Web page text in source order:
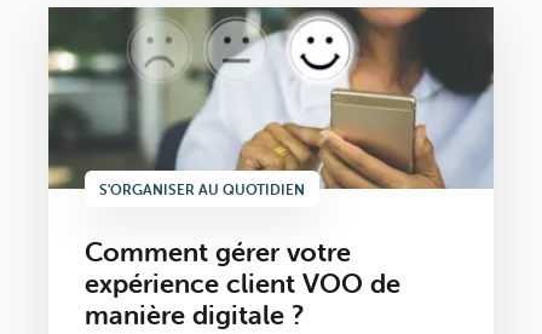
S'ORGANISER AU QUOTIDIEN
Comment gérer votre
expérience client VOO de
manière digitale ?